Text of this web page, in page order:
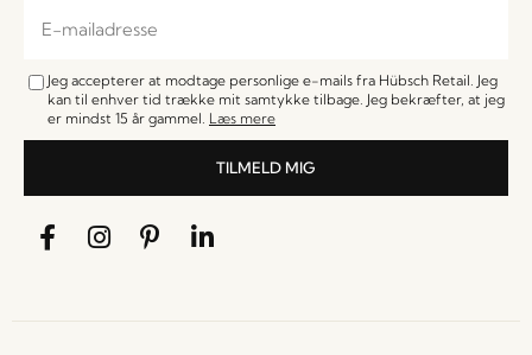
Jeg accepterer at modtage personlige e-mails fra Hübsch Retail. Jeg
kan til enhver tid trække mit samtykke tilbage. Jeg bekræfter, at jeg
er mindst 15 år gammel. Læs mere
TILMELD MIG